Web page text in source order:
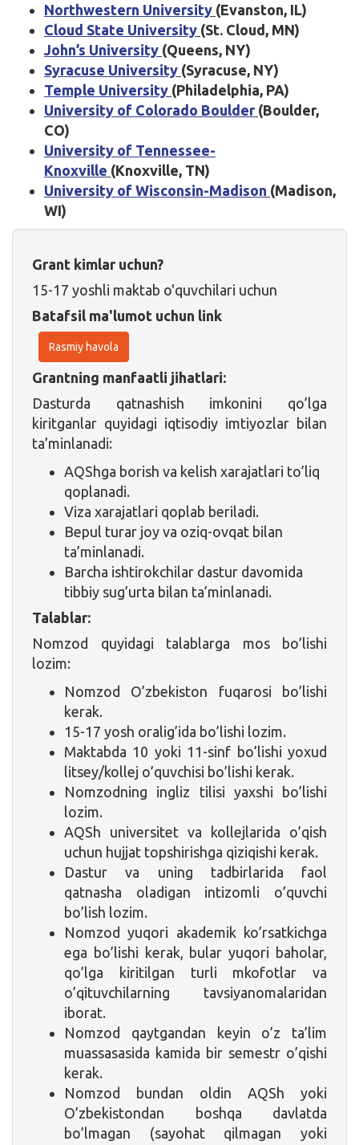
Northwestern University (Evanston, IL)
Cloud State University (St. Cloud, MN)
John’s University (Queens, NY)
Syracuse University (Syracuse, NY)
Temple University (Philadelphia, PA)
University of Colorado Boulder (Boulder,
CO)
University of Tennessee-
Knoxville (Knoxville, TN)
University of Wisconsin-Madison (Madison,
WI)
Grant kimlar uchun?
15-17 yoshli maktab o'quvchilari uchun
Batafsil ma'lumot uchun link
Rasmiy havola
Grantning manfaatli jihatlari:
Dasturda qatnashish imkonini qo’lga
kiritganlar quyidagi iqtisodiy imtiyozlar bilan
ta’minlanadi:
AQShga borish va kelish xarajatlari to’liq
qoplanadi.
Viza xarajatlari qoplab beriladi.
Bepul turar joy va oziq-ovqat bilan
ta’minlanadi.
Barcha ishtirokchilar dastur davomida
tibbiy sug’urta bilan ta’minlanadi.
Talablar:
Nomzod quyidagi talablarga mos bo’lishi
lozim:
Nomzod O’zbekiston fuqarosi bo’lishi
kerak.
15-17 yosh oralig’ida bo’lishi lozim.
Maktabda 10 yoki 11-sinf bo’lishi yoxud
litsey/kollej o’quvchisi bo’lishi kerak.
Nomzodning ingliz tilisi yaxshi bo’lishi
lozim.
AQSh universitet va kollejlarida o’qish
uchun hujjat topshirishga qiziqishi kerak.
Dastur va uning tadbirlarida faol
qatnasha oladigan intizomli o’quvchi
bo’lish lozim.
Nomzod yuqori akademik ko’rsatkichga
ega bo’lishi kerak, bular yuqori baholar,
qo’lga kiritilgan turli mkofotlar va
o’qituvchilarning tavsiyanomalaridan
iborat.
Nomzod qaytgandan keyin o’z ta’lim
muassasasida kamida bir semestr o’qishi
kerak.
Nomzod bundan oldin AQSh yoki
O’zbekistondan boshqa davlatda
bo’lmagan (sayohat qilmagan yoki